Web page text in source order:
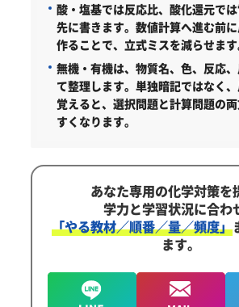
酸・塩基では反応比、酸化還元で
先に書きます。数値計算へ進む前
作ることで、立式ミスを減らせます
無機・有機は、物質名、色、反応
て整理します。単独暗記ではなく
覚えると、選択問題と計算問題の
すくなります。
あなた専用の化学対策を
学力と学習状況に合わ
「やる教材／順番／量／頻度」
ます。